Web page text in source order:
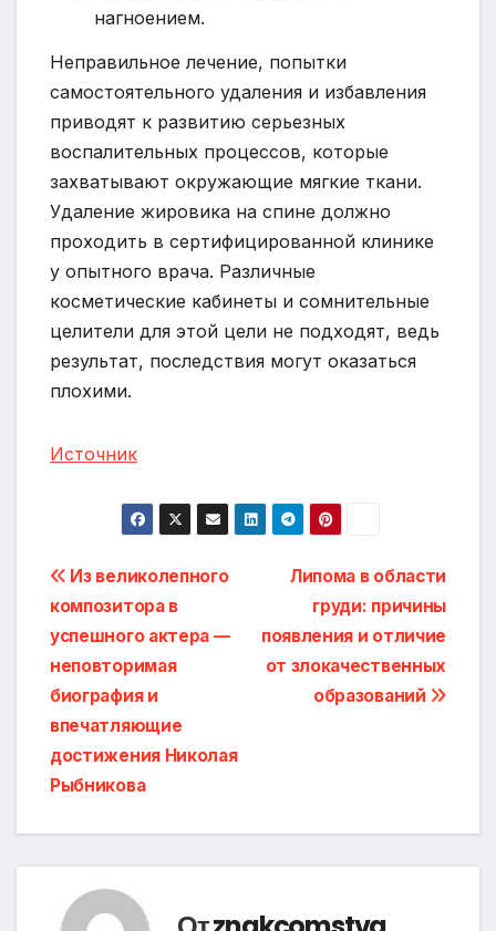
нагноением.
Неправильное лечение, попытки
самостоятельного удаления и избавления
приводят к развитию серьезных
воспалительных процессов, которые
захватывают окружающие мягкие ткани.
Удаление жировика на спине должно
проходить в сертифицированной клинике
у опытного врача. Различные
косметические кабинеты и сомнительные
целители для этой цели не подходят, ведь
результат, последствия могут оказаться
плохими.
Источник
Навигация
по
записям
Липома в области
груди: причины
появления и отличие
от злокачественных
образований
Из великолепного
композитора в
успешного актера —
неповторимая
биография и
впечатляющие
достижения Николая
Рыбникова